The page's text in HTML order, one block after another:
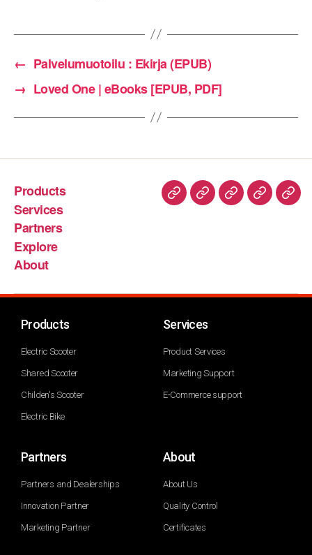
← Palvelumuotoilu : Ekirja (EPUB)
→ Loved One | eBooks [EPUB, PDF]
Products
Services
Partners
Explore
About
Products
Electric Scooter
Shared Scooter
Childen's Scooter
Electric Bike
Services
Product Services
Marketing Support
E-Commerce support
Partners
Partners and Dealerships
Innovation Partner
Marketing Partner
About
About Us
Quality Control
Certificates